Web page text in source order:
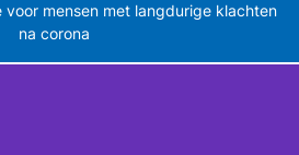
voor mensen met langdurige klachten
na corona